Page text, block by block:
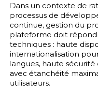
Dans un contexte de
processus de
continue, gestion du
plateforme doit
techniques : haute
internationalisation
langues, haute sécurité
avec étanchéité
utilisateurs.